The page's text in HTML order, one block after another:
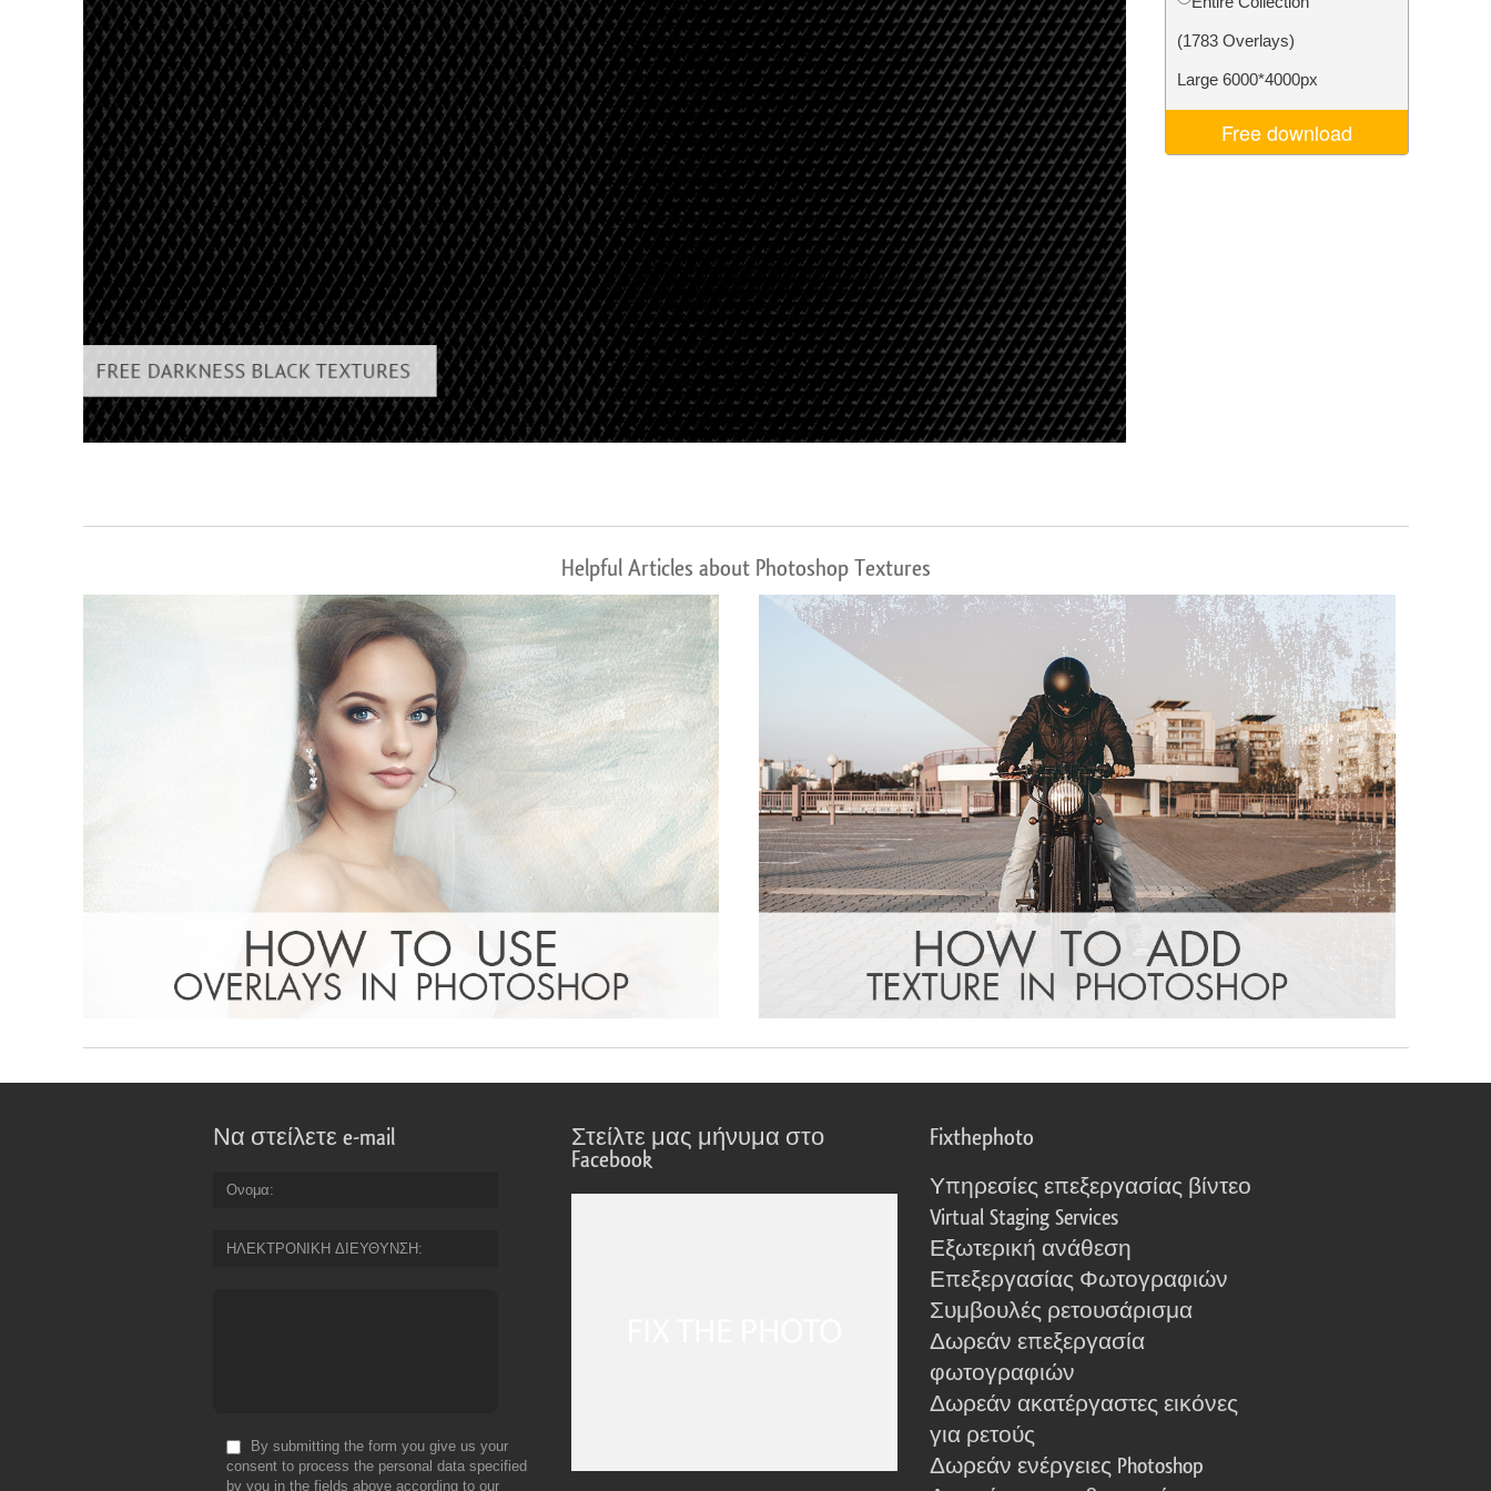
Επεξεργασία
φωτογραφιών προϊόντος
Επεξεργασία
φωτογραφιών
κοσμημάτων
Δεδομένα Εκπαίδευσης AI Video Editing Services
(1783 Overlays)
Large 6000*4000px
Free download
Helpful Articles about Photoshop Textures
Να στείλετε e-mail
Ονομα
ΗΛΕΚΤΡΟΝΙΚΗ ΔΙΕΥΘΥΝΣΗ
By submitting the form you give us your
consent to process the personal data specified
by you in the fields above according to our
Στείλτε μας μήνυμα στο
Facebook
Fixthephoto
Υπηρεσίες επεξεργασίας βίντεο
Virtual Staging Services
Εξωτερική ανάθεση
Επεξεργασίας Φωτογραφιών
Συμβουλές ρετουσάρισμα
Δωρεάν επεξεργασία
φωτογραφιών
Δωρεάν ακατέργαστες εικόνες
για ρετούς
Δωρεάν ενέργειες Photoshop